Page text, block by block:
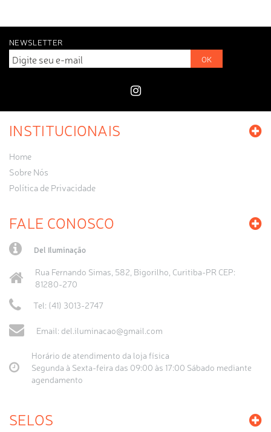
NEWSLETTER
OK
INSTITUCIONAIS
Home
Sobre Nós
Política de Privacidade
FALE CONOSCO
Del Iluminação
Rua Fernando Simas, 582, Bigorilho, Curitiba-PR CEP:
81280-270
Tel: (41) 3013-2747
Email: del.iluminacao@gmail.com
Horário de atendimento da loja física
Segunda à Sexta-feira das 09:00 às 17:00 Sábado mediante
agendamento
SELOS